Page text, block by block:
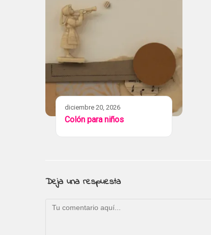
diciembre 20, 2026
Colón para niños
Deja una respuesta
Comentario